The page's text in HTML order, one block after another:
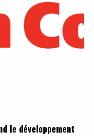
le développement